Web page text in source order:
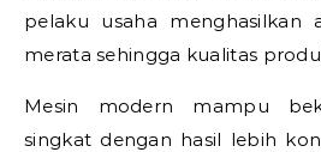
pelaku usaha menghasilkan
merata sehingga kualitas
Mesin modern mampu
singkat dengan hasil lebih